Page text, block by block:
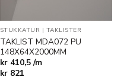
STUKKATUR | TAKLISTER
TAKLIST MDA072 PU
148X64X2000MM
kr 410,5 /m
kr821